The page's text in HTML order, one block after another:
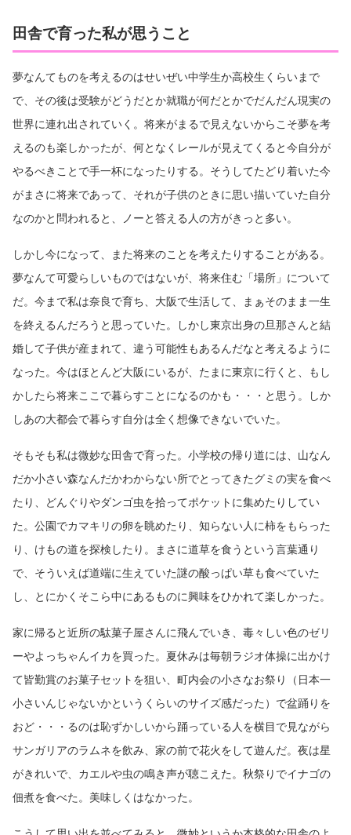
田舎で育った私が思うこと
夢なんてものを考えるのはせいぜい中学生か高校生くらいまで
で、その後は受験がどうだとか就職が何だとかでだんだん現実の
世界に連れ出されていく。将来がまるで見えないからこそ夢を考
えるのも楽しかったが、何となくレールが見えてくると今自分が
やるべきことで手一杯になったりする。そうしてたどり着いた今
がまさに将来であって、それが子供のときに思い描いていた自分
なのかと問われると、ノーと答える人の方がきっと多い。
しかし今になって、また将来のことを考えたりすることがある。
夢なんて可愛らしいものではないが、将来住む「場所」について
だ。今まで私は奈良で育ち、大阪で生活して、まぁそのまま一生
を終えるんだろうと思っていた。しかし東京出身の旦那さんと結
婚して子供が産まれて、違う可能性もあるんだなと考えるように
なった。今はほとんど大阪にいるが、たまに東京に行くと、もし
かしたら将来ここで暮らすことになるのかも・・・と思う。しか
しあの大都会で暮らす自分は全く想像できないでいた。
そもそも私は微妙な田舎で育った。小学校の帰り道には、山なん
だか小さい森なんだかわからない所でとってきたグミの実を食べ
たり、どんぐりやダンゴ虫を拾ってポケットに集めたりしてい
た。公園でカマキリの卵を眺めたり、知らない人に柿をもらった
り、けもの道を探検したり。まさに道草を食うという言葉通り
で、そういえば道端に生えていた謎の酸っぱい草も食べていた
し、とにかくそこら中にあるものに興味をひかれて楽しかった。
家に帰ると近所の駄菓子屋さんに飛んでいき、毒々しい色のゼリ
ーやよっちゃんイカを買った。夏休みは毎朝ラジオ体操に出かけ
て皆勤賞のお菓子セットを狙い、町内会の小さなお祭り（日本一
小さいんじゃないかというくらいのサイズ感だった）で盆踊りを
おど・・・るのは恥ずかしいから踊っている人を横目で見ながら
サンガリアのラムネを飲み、家の前で花火をして遊んだ。夜は星
がきれいで、カエルや虫の鳴き声が聴こえた。秋祭りでイナゴの
佃煮を食べた。美味しくはなかった。